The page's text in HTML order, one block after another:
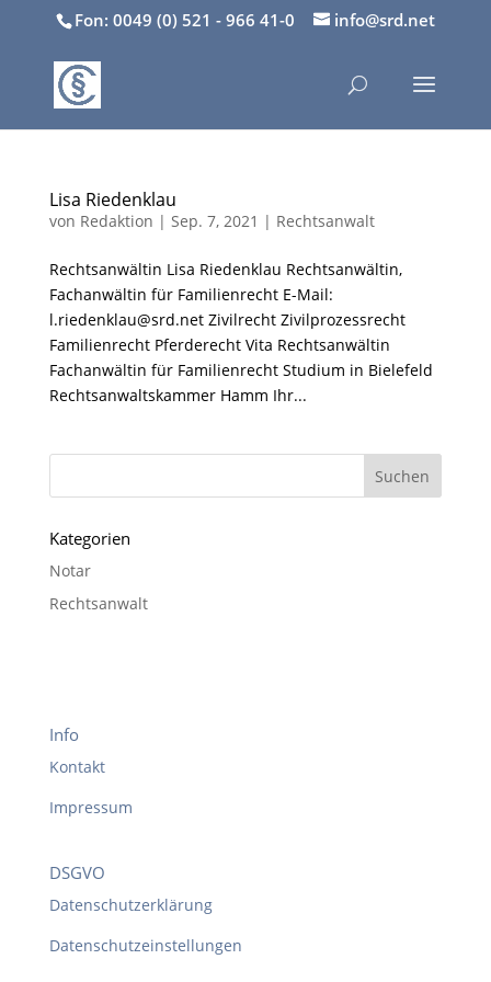
Fon: 0049 (0) 521 - 966 41-0 info@srd.net
Lisa Riedenklau
von Redaktion | Sep. 7, 2021 | Rechtsanwalt
Rechtsanwältin Lisa Riedenklau Rechtsanwältin,
Fachanwältin für Familienrecht E-Mail:
l.riedenklau@srd.net Zivilrecht Zivilprozessrecht
Familienrecht Pferderecht Vita Rechtsanwältin
Fachanwältin für Familienrecht Studium in Bielefeld
Rechtsanwaltskammer Hamm Ihr...
Kategorien
Notar
Rechtsanwalt
Info
Kontakt
Impressum
DSGVO
Datenschutzerklärung
Datenschutzeinstellungen